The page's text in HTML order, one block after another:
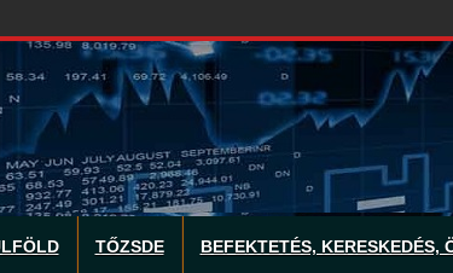
TŐZSDE BEFEKTETÉS, KERESKEDÉS,